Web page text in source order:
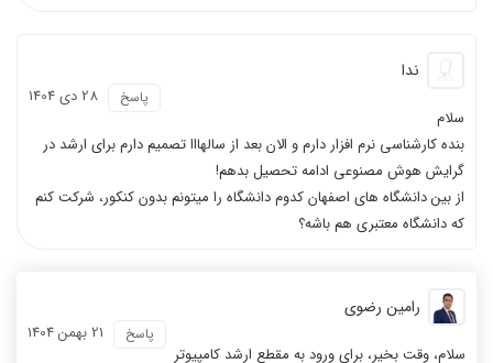
ندا
28 دی 1404 پاسخ
سلام
بنده کارشناسی نرم افزار دارم و الان بعد از سالهااا تصمیم دارم برای ارشد در
گرایش هوش مصنوعی ادامه تحصیل بدهم!
از بین دانشگاه های اصفهان کدوم دانشگاه را میتونم بدون کنکور، شرکت کنم
که دانشگاه معتبری هم باشه؟
رامین رضوی
21 بهمن 1404 پاسخ
سلام، وقت بخیر، برای ورود به مقطع ارشد کامپیوتر